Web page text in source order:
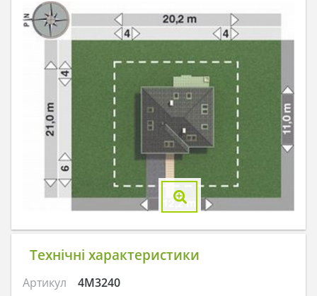
Технічні характеристики
Артикул
4M3240